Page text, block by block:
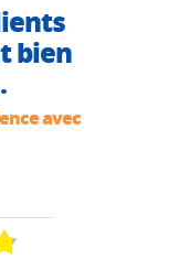
bien
avec